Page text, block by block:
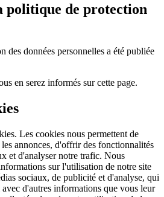
politique de protection
des données personnelles a été publiée
en serez informés sur cette page.
Les cookies nous permettent de
annonces, d'offrir des fonctionnalités
et d'analyser notre trafic. Nous
sur l'utilisation de notre site
sociaux, de publicité et d'analyse, qui
d'autres informations que vous leur